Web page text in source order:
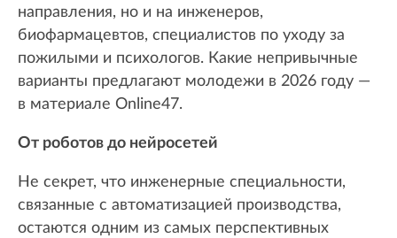
направления, но и на инженеров,
биофармацевтов, специалистов по уходу за
пожилыми и психологов. Какие непривычные
варианты предлагают молодежи в 2026 году —
в материале Online47.
От роботов до нейросетей
Не секрет, что инженерные специальности,
связанные с автоматизацией производства,
остаются одним из самых перспективных